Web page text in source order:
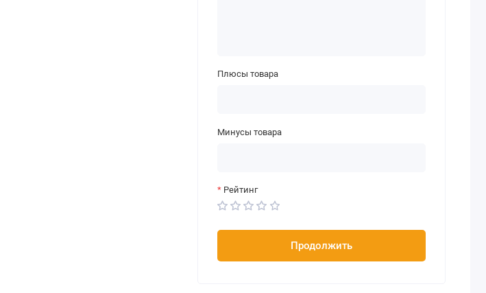
Плюсы товара
Минусы товара
Рейтинг
Продолжить